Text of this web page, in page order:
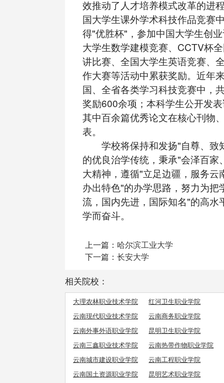
效推动了人才培养模式改革的进
国大学生课外学术科技作品竞赛
得"优胜杯"，参加中国大学生创
大学生数学建模竞赛、CCTV杯
讲比赛、全国大学生英语竞赛、
作大赛等活动中累获奖励。近年
国、全省各类学习科技竞赛中，
奖励600余项；本科学生公开发
其中百余篇优秀论文在核心刊物
表。
学校将保持和发扬"自尊、致
的优良治学传统，秉承"会泽百家
大精神，遵循"立足边疆，服务云
办出特色"的办学思路，努力为把
流，国内先进，国际知名"的高水
学而奋斗。
上一篇： 哈尔滨工业大学
下一篇： 长安大学
相关院校：
大理农林职业技术学院
红河卫生职业学院
云南现代职业技术学院
云南商务职业学院
云南外事外语职业学院
昆明卫生职业学院
云南三鑫职业技术学院
云南热带作物职业学院
云南城市建设职业学院
云南工程职业学院
云南国土资源职业学院
昆明艺术职业学院